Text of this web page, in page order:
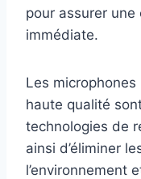
pour assurer
immédiate.
Les
haute qualité
technologies de
ainsi d’éliminer
l’environnement